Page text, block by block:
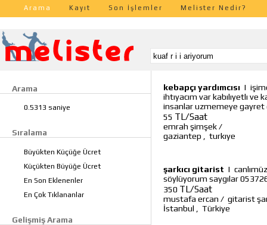
Arama Kayıt Son İşlemler Melister Nedir?
Arama
0.5313 saniye
Sıralama
Büyükten Küçüğe Ücret
Küçükten Büyüğe Ücret
En Son Eklenenler
En Çok Tıklananlar
Gelişmiş Arama
kebapçı yardımcısı |
ihtıyacım var kabılıyetlı ve
insanlar uzmemeye gayret
55 TL/Saat
emrah şimşek/
gaziantep
turkıye
şarkıcı gitarist |
söylüyorum saygılar
350 TL/Saat
mustafa ercan / gitarist
İstanbul
Türkiye